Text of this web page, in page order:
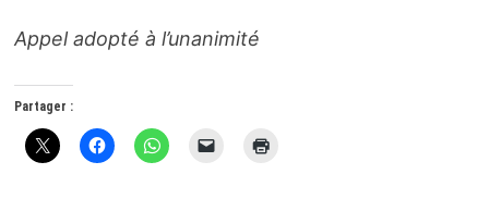
Appel adopté à l’unanimité
Partager :